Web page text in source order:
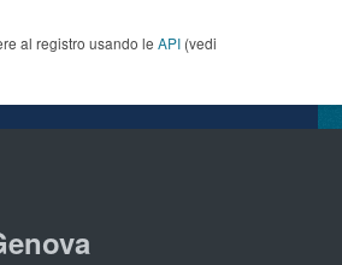
al registro usando le API (vedi